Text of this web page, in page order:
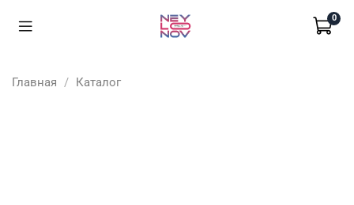
0
Главная Каталог